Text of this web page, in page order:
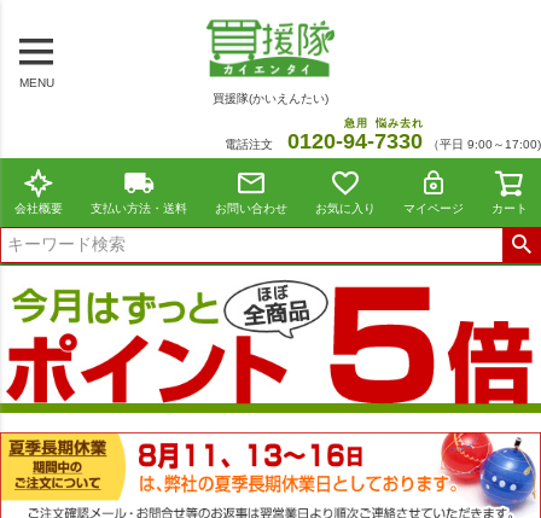
MENU
買援隊(かいえんたい)
電話注文 0120-94
急用
-7330
悩み去れ
（平日 9:00～17:00)
会社概要 支払い方法・送料 お問い合わせ お気に入り マイページ カート